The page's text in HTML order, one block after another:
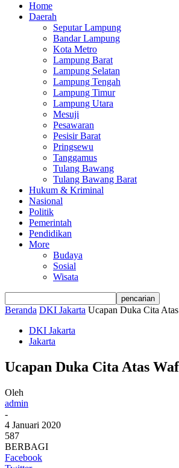
Home
Daerah
Seputar Lampung
Bandar Lampung
Kota Metro
Lampung Barat
Lampung Selatan
Lampung Tengah
Lampung Timur
Lampung Utara
Mesuji
Pesawaran
Pesisir Barat
Pringsewu
Tanggamus
Tulang Bawang
Tulang Bawang Barat
Hukum & Kriminal
Nasional
Politik
Pemerintah
Pendidikan
More
Budaya
Sosial
Wisata
Beranda DKI Jakarta Ucapan Duka Cita
DKI Jakarta
Jakarta
Ucapan Duka Cita Atas
Oleh
admin
-
4 Januari 2020
587
BERBAGI
Facebook